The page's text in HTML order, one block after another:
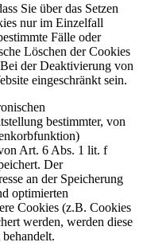
Sie über das Setzen
nur im Einzelfall
Fälle oder
Löschen der Cookies
der Deaktivierung von
eingeschränkt sein.
bestimmter, von
Art. 6 Abs. 1 lit. f
Der
an der Speicherung
optimierten
Cookies (z.B. Cookies
werden, werden diese